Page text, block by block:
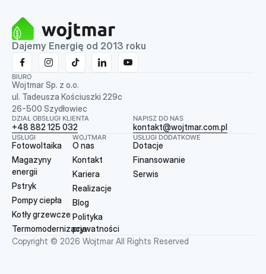
Dajemy Energię od 2013 roku
BIURO
Wojtmar Sp. z o.o.
ul. Tadeusza Kościuszki 229c
26-500 Szydłowiec
DZIAŁ OBSŁUGI KLIENTA
+48 882 125 032
NAPISZ DO NAS
kontakt@wojtmar.com.pl
USŁUGI
Fotowoltaika
Magazyny
energii
Pstryk
Pompy ciepła
Kotły grzewcze
Termomodernizacja
WOJTMAR
O nas
Kontakt
Kariera
Realizacje
Blog
Polityka
prywatności
USŁUGI DODATKOWE
Dotacje
Finansowanie
Serwis
Copyright © 2026 Wojtmar All Rights Reserved